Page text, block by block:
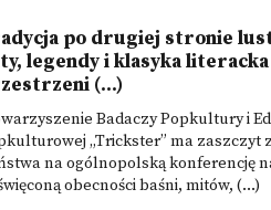
po drugiej stronie
legendy i klasyka
(...)
Badaczy Popkultury i
„Trickster” ma zaszczyt
na ogólnopolską konferencję
obecności baśni, mitów, (...)